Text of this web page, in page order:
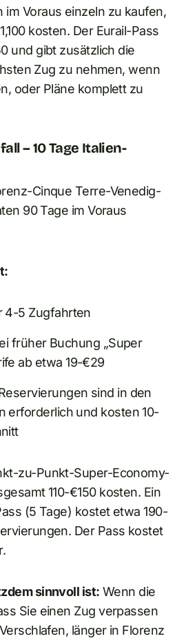
im Voraus einzeln zu kaufen,
kosten. Der Eurail-Pass
und gibt zusätzlich die
Zug zu nehmen, wenn
oder Pläne komplett zu
– 10 Tage Italien-
Cinque Terre-Venedig-
90 Tage im Voraus
4-5 Zugfahrten
früher Buchung „Super
ab etwa 19-€29
sind in den
erforderlich und kosten 10-
zu-Punkt-Super-Economy-
110-€150 kosten. Ein
(5 Tage) kostet etwa 190-
Der Pass kostet
sinnvoll ist: Wenn die
Sie einen Zug verpassen
länger in Florenz